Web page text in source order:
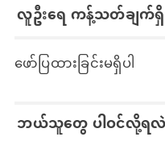
လူဦးရေ ကန့်သတ်ချက်ရှိ
ဖော်ပြထားခြင်းမရှိပါ
ဘယ်သူတွေ ပါဝင်လို့ရ